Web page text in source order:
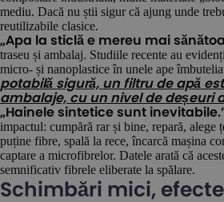
mediu. Dacă nu știi sigur că ajung unde
reutilizabile clasice.
„Apa la sticlă e mereu mai
traseu și ambalaj. Studiile recente au
micro- și nanoplastice în unele ape
potabilă sigură, un filtru de apă
ambalaje, cu un nivel de deșeuri
„Hainele sintetice sunt
impactul: cumpără rar și bine, repară, alege
puține fibre, spală la rece, încarcă mașina
captare a microfibrelor. Datele arată că
semnificativ fibrele eliberate la spălare.
Schimbări mici,